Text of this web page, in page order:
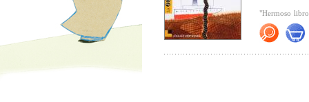
"Hermoso
poetas en
sobre la
También el